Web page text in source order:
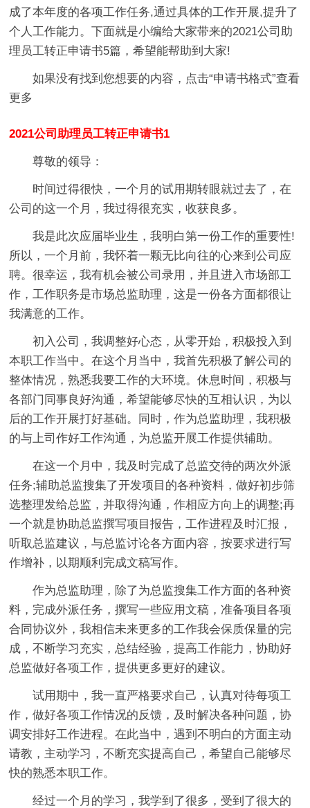
成了本年度的各项工作任务,通过具体的工作开展,提升了
个人工作能力。下面就是小编给大家带来的2021公司助
理员工转正申请书5篇，希望能帮助到大家!
如果没有找到您想要的内容，点击“申请书格式”查看
更多
2021公司助理员工转正申请书1
尊敬的领导：
时间过得很快，一个月的试用期转眼就过去了，在
公司的这一个月，我过得很充实，收获良多。
我是此次应届毕业生，我明白第一份工作的重要性!
所以，一个月前，我怀着一颗无比向往的心来到公司应
聘。很幸运，我有机会被公司录用，并且进入市场部工
作，工作职务是市场总监助理，这是一份各方面都很让
我满意的工作。
初入公司，我调整好心态，从零开始，积极投入到
本职工作当中。在这个月当中，我首先积极了解公司的
整体情况，熟悉我要工作的大环境。休息时间，积极与
各部门同事良好沟通，希望能够尽快的互相认识，为以
后的工作开展打好基础。同时，作为总监助理，我积极
的与上司作好工作沟通，为总监开展工作提供辅助。
在这一个月中，我及时完成了总监交待的两次外派
任务;辅助总监搜集了开发项目的各种资料，做好初步筛
选整理发给总监，并取得沟通，作相应方向上的调整;再
一个就是协助总监撰写项目报告，工作进程及时汇报，
听取总监建议，与总监讨论各方面内容，按要求进行写
作增补，以期顺利完成文稿写作。
作为总监助理，除了为总监搜集工作方面的各种资
料，完成外派任务，撰写一些应用文稿，准备项目各项
合同协议外，我相信未来更多的工作我会保质保量的完
成，不断学习充实，总结经验，提高工作能力，协助好
总监做好各项工作，提供更多更好的建议。
试用期中，我一直严格要求自己，认真对待每项工
作，做好各项工作情况的反馈，及时解决各种问题，协
调安排好工作进程。在此当中，遇到不明白的方面主动
请教，主动学习，不断充实提高自己，希望自己能够尽
快的熟悉本职工作。
经过一个月的学习，我学到了很多，受到了很大的